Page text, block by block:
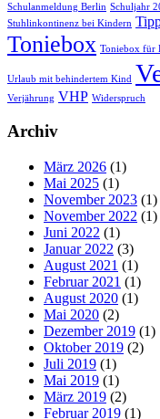
Schulanmeldung Berlin Schuljahr
Stuhlinkontinenz bei Kindern
Toniebox Toniebox für
Urlaub mit behindertem Kind
Verjährung VHP Widerspruch
Archiv
März 2026 (1)
Mai 2025 (1)
November 2023 (1)
November 2022 (1)
Juni 2022 (1)
Januar 2022 (3)
August 2021 (1)
Februar 2021 (1)
August 2020 (1)
Mai 2020 (2)
Dezember 2019 (1)
Oktober 2019 (2)
Juli 2019 (1)
Mai 2019 (1)
März 2019 (2)
Februar 2019 (1)